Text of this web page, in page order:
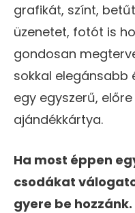
grafikát, színt,
üzenetet, fotót is
gondosan
sokkal elegánsabb
egy egyszerű,
ajándékkártya.
Ha most éppen
csodákat
gyere be